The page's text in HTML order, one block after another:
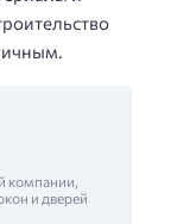
компании,
и дверей